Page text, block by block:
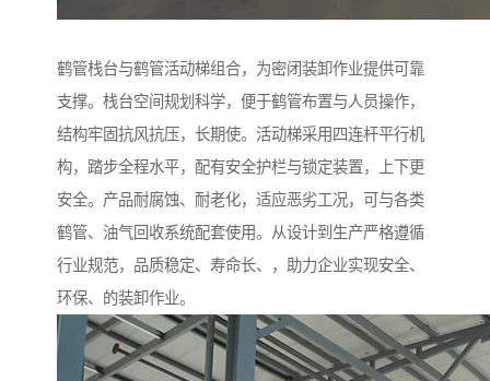
鹤管栈台与鹤管活动梯组合，为密闭装卸作业提供可靠
支撑。栈台空间规划科学，便于鹤管布置与人员操作，
结构牢固抗风抗压，长期使。活动梯采用四连杆平行机
构，踏步全程水平，配有安全护栏与锁定装置，上下更
安全。产品耐腐蚀、耐老化，适应恶劣工况，可与各类
鹤管、油气回收系统配套使用。从设计到生产严格遵循
行业规范，品质稳定、寿命长、，助力企业实现安全、
环保、的装卸作业。